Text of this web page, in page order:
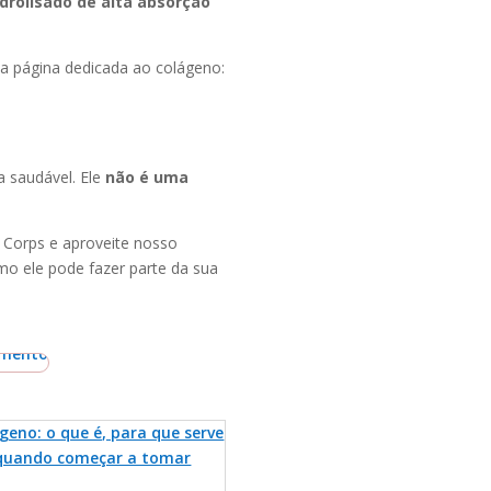
página dedicada ao colágeno:
Ele não é uma
e aproveite nosso
ele pode fazer parte da sua